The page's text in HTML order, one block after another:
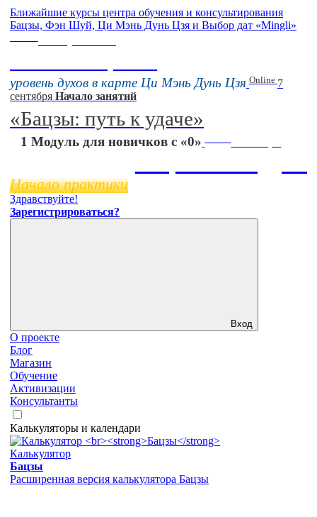
Ближайшие курсы центра обучения и консультирования
Бацзы, Фэн Шуй, Ци Мэнь Дунь Цзя и Выбор дат «Mingli»
уровень духов в карте Ци Мэнь Дунь Цзя Online 7
сентября Начало занятий
«Бацзы: путь к удаче»
1 Модуль для новичков с «0» 11 ноября
Начало практики
Здравствуйте!
Зарегистрироваться?
Вход
О проекте
Блог
Магазин
Обучение
Активизации
Консультанты
Калькуляторы и календари
Калькулятор
Бацзы
Расширенная версия калькулятора Бацзы